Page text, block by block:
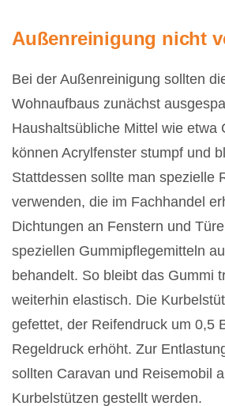
Außenreinigung nicht
Bei der Außenreinigung sollten
Wohnaufbaus zunächst
Haushaltsübliche Mittel wie etwa
können Acrylfenster stumpf und
Stattdessen sollte man spezielle
verwenden, die im Fachhandel
Dichtungen an Fenstern und
speziellen Gummipflegemitteln
behandelt. So bleibt das Gummi
weiterhin elastisch. Die
gefettet, der Reifendruck um 0,5
Regeldruck erhöht. Zur
sollten Caravan und Reisemobil
Kurbelstützen gestellt werden.